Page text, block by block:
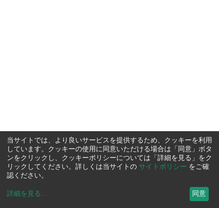
当サイトでは、より良いサービスを提供するため、クッキーを利用
しています。クッキーの使用に同意いただける場合は「同意」ボタ
ンをクリックし、クッキーポリシーについては「詳細を見る」をク
リックしてください。詳しくは当サイトの サイトポリシー をご確
認ください。
詳細を見る ... 同意